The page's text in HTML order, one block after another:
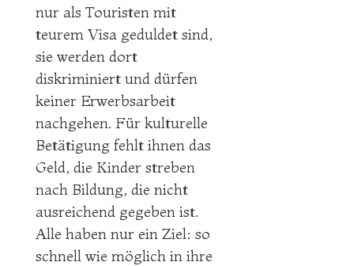
nur als Touristen mit
teurem Visa geduldet sind,
sie werden dort
diskriminiert und dürfen
keiner Erwerbsarbeit
nachgehen. Für kulturelle
Betätigung fehlt ihnen das
Geld, die Kinder streben
nach Bildung, die nicht
ausreichend gegeben ist.
Alle haben nur ein Ziel: so
schnell wie möglich in ihre